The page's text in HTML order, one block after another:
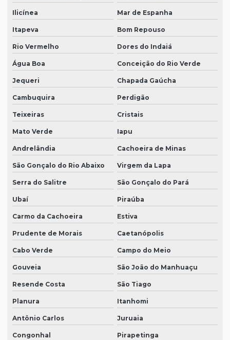
Ilicínea Mar de Espanha
Itapeva Bom Repouso
Rio Vermelho Dores do Indaiá
Água Boa Conceição do Rio Verde
Jequeri Chapada Gaúcha
Cambuquira Perdigão
Teixeiras Cristais
Mato Verde Iapu
Andrelândia Cachoeira de Minas
São Gonçalo do Rio Abaixo Virgem da Lapa
Serra do Salitre São Gonçalo do Pará
Ubaí Piraúba
Carmo da Cachoeira Estiva
Prudente de Morais Caetanópolis
Cabo Verde Campo do Meio
Gouveia São João do Manhuaçu
Resende Costa São Tiago
Planura Itanhomi
Antônio Carlos Juruaia
Congonhal Pirapetinga